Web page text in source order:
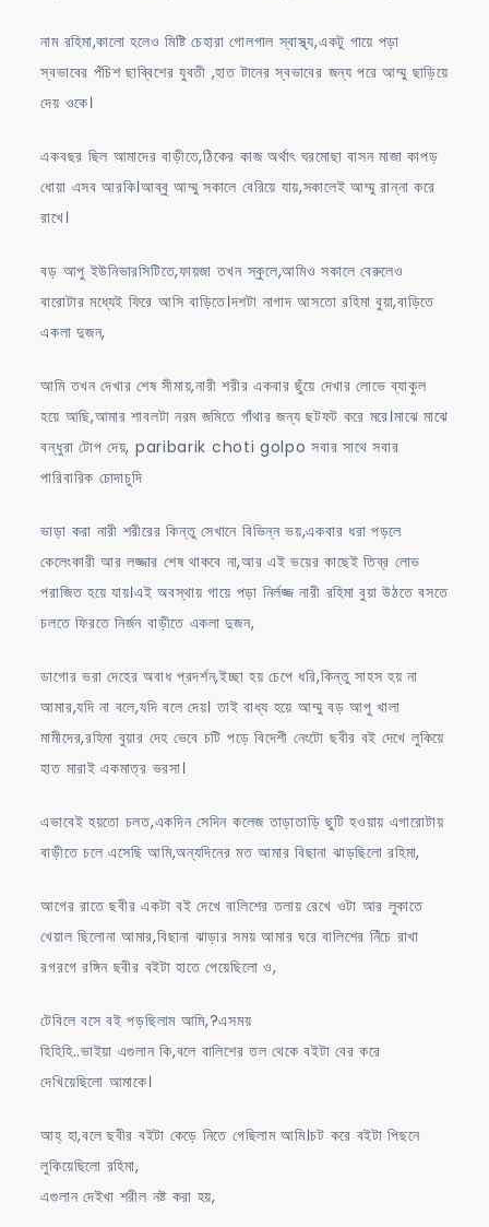
নাম রহিমা,কালো হলেও মিষ্টি চেহারা গোলগাল স্বাস্থ্য,একটু গায়ে পড়া
স্বভাবের পঁচিশ ছাব্বিশের যুবতী ,হাত টানের স্বভাবের জন্য পরে আম্মু ছাড়িয়ে
দেয় ওকে।
একবছর ছিল আমাদের বাড়ীতে,ঠিকের কাজ অর্থাৎ ঘরমোছা বাসন মাজা কাপড়
ধোয়া এসব আরকি।আব্বু আম্মু সকালে বেরিয়ে যায়,সকালেই আম্মু রান্না করে
রাখে।
বড় আপু ইউনিভারসিটিতে,ফায়জা তখন স্কুলে,আমিও সকালে বেরুলেও
বারোটার মধ্যেই ফিরে আসি বাড়িতে।দশটা নাগাদ আসতো রহিমা বুয়া,বাড়িতে
একলা দুজন,
আমি তখন দেখার শেষ সীমায়,নারী শরীর একবার ছুঁয়ে দেখার লোভে ব্যাকুল
হয়ে আছি,আমার শাবলটা নরম জমিতে গাঁথার জন্য ছটফট করে মরে।মাঝে মাঝে
বন্ধুরা টোপ দেয়, paribarik choti golpo সবার সাথে সবার
পারিবারিক চোদাচুদি
ভাড়া করা নারী শরীরের কিন্তু সেখানে বিভিন্ন ভয়,একবার ধরা পড়লে
কেলেংকারী আর লজ্জার শেষ থাকবে না,আর এই ভয়ের কাছেই তিব্র লোভ
পরাজিত হয়ে যায়।এই অবস্থায় গায়ে পড়া নির্লজ্জ নারী রহিমা বুয়া উঠতে বসতে
চলতে ফিরতে নির্জন বাড়ীতে একলা দুজন,
ডাগোর ভরা দেহের অবাধ প্রদর্শন,ইচ্ছা হয় চেপে ধরি,কিন্তু সাহস হয় না
আমার,যদি না বলে,যদি বলে দেয়। তাই বাধ্য হয়ে আম্মু বড় আপু খালা
মামীদের,রহিমা বুয়ার দেহ ভেবে চটি পড়ে বিদেশী নেংটো ছবীর বই দেখে লুকিয়ে
হাত মারাই একমাত্র ভরসা।
এভাবেই হয়তো চলত,একদিন সেদিন কলেজ তাড়াতাড়ি ছুটি হওয়ায় এগারোটায়
বাড়ীতে চলে এসেছি আমি,অন্যদিনের মত আমার বিছানা ঝাড়ছিলো রহিমা,
আগের রাতে ছবীর একটা বই দেখে বালিশের তলায় রেখে ওটা আর লুকাতে
খেয়াল ছিলোনা আমার,বিছানা ঝাড়ার সময় আমার ঘরে বালিশের নিঁচে রাখা
রগরগে রঙ্গিন ছবীর বইটা হাতে পেয়েছিলো ও,
টেবিলে বসে বই পড়ছিলাম আমি,?এসময়
হিহিহি..ভাইয়া এগুলান কি,বলে বালিশের তল থেকে বইটা বের করে
দেখিয়েছিলো আমাকে।
আহ্ হা,বলে ছবীর বইটা কেড়ে নিতে গেছিলাম আমি।চট করে বইটা পিছনে
লুকিয়েছিলো রহিমা,
এগুলান দেইখা শরীল নষ্ট করা হয়,